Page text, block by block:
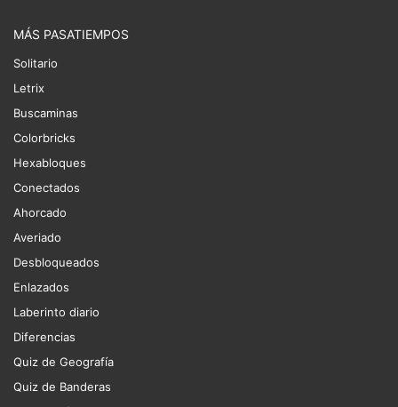
MÁS PASATIEMPOS
Solitario
Letrix
Buscaminas
Colorbricks
Hexabloques
Conectados
Ahorcado
Averiado
Desbloqueados
Enlazados
Laberinto diario
Diferencias
Quiz de Geografía
Quiz de Banderas